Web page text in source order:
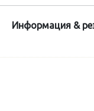
Информация &